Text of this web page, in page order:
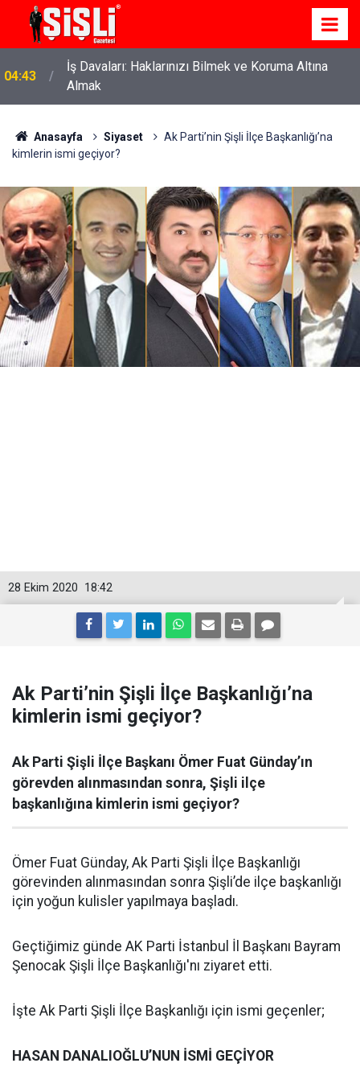
04:43
İş Davaları: Haklarınızı Bilmek ve Koruma Altına
Almak
Anasayfa Siyaset
Ak Parti’nin Şişli İlçe Başkanlığı’na
kimlerin ismi geçiyor?
18:42
28 Ekim 2020
Ak Parti’nin Şişli İlçe Başkanlığı’na
kimlerin ismi geçiyor?
Ak Parti Şişli İlçe Başkanı Ömer Fuat Günday’ın
görevden alınmasından sonra, Şişli ilçe
başkanlığına kimlerin ismi geçiyor?
Ömer Fuat Günday, Ak Parti Şişli İlçe Başkanlığı
görevinden alınmasından sonra Şişli’de ilçe başkanlığı
için yoğun kulisler yapılmaya başladı.
Geçtiğimiz günde AK Parti İstanbul İl Başkanı Bayram
Şenocak Şişli İlçe Başkanlığı'nı ziyaret etti.
İşte Ak Parti Şişli İlçe Başkanlığı için ismi geçenler;
HASAN DANALIOĞLU’NUN İSMİ GEÇİYOR